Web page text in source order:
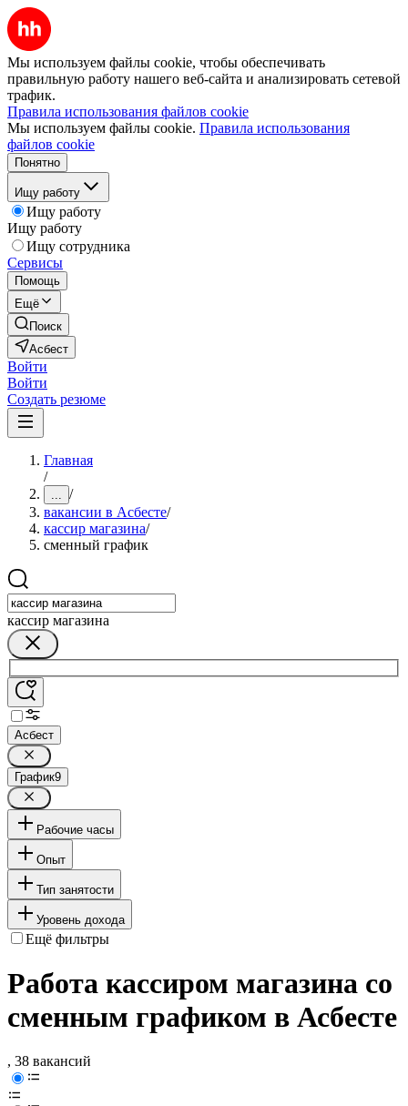
Мы используем файлы cookie, чтобы обеспечивать
правильную работу нашего веб-сайта и анализировать сетевой
трафик.
Правила использования файлов cookie
Мы используем файлы cookie. Правила использования
файлов cookie
Понятно
Ищу работу
Ищу работу
Ищу работу
Ищу сотрудника
Сервисы
Помощь
Ещё
Поиск
Асбест
Войти
Войти
Создать резюме
Главная
/
... /
вакансии в Асбесте/
кассир магазина/
сменный график
кассир магазина
Асбест
График9
Рабочие часы
Опыт
Тип занятости
Уровень дохода
Ещё фильтры
Работа кассиром магазина со
сменным графиком в Асбесте
, 38 вакансий